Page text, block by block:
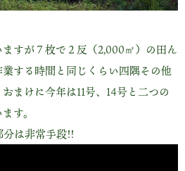
すが７枚で２反（2,000㎡）の田ん
する時間と同じくらい四隅その他
まけに今年は11号、14号と二つの
す。
は非常手段!!